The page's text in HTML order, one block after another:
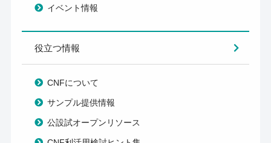
イベント情報
役立つ情報
CNFについて
サンプル提供情報
公設試オープンリソース